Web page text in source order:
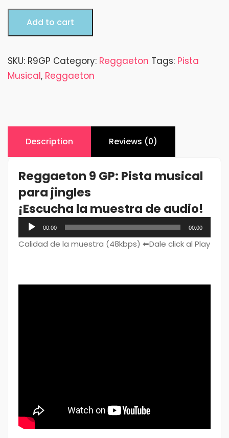
(Pista
Jingle
Add to cart
SKU: R9GP Category: Reggaeton Tags: Pista
Musical, Reggaeton
Description Reviews (0)
Reggaeton 9 GP: Pista musical
para jingles
¡Escucha la muestra de audio!
Audio
Player
00:00 00:00
Calidad de la muestra (48kbps) ⬅Dale click al Play